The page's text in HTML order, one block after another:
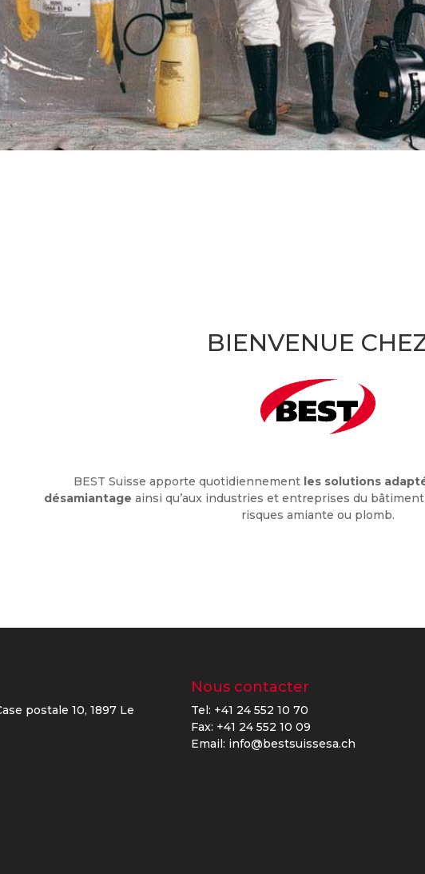
BIENVENUE
BEST Suisse apporte quotidiennement les solutions
désamiantage ainsi qu’aux industries et entreprises du
risques amiante ou plomb.
postale 10, 1897 Le
Nous contacter
Tel: +41 24 552 10 70
Fax: +41 24 552 10 09
Email: info@bestsuissesa.ch